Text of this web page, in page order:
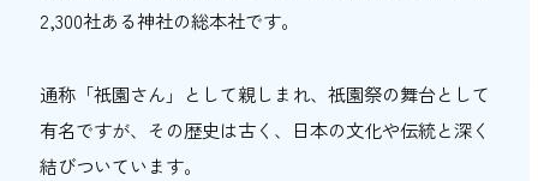
2,300社ある神社の総本社です。
通称「祇園さん」として親しまれ、祇園祭の舞台として
有名ですが、その歴史は古く、日本の文化や伝統と深く
結びついています。